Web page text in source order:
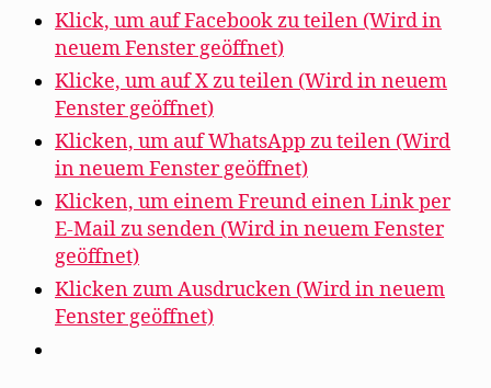
Klick, um auf Facebook zu teilen (Wird in
neuem Fenster geöffnet)
Klicke, um auf X zu teilen (Wird in neuem
Fenster geöffnet)
Klicken, um auf WhatsApp zu teilen (Wird
in neuem Fenster geöffnet)
Klicken, um einem Freund einen Link per
E-Mail zu senden (Wird in neuem Fenster
geöffnet)
Klicken zum Ausdrucken (Wird in neuem
Fenster geöffnet)